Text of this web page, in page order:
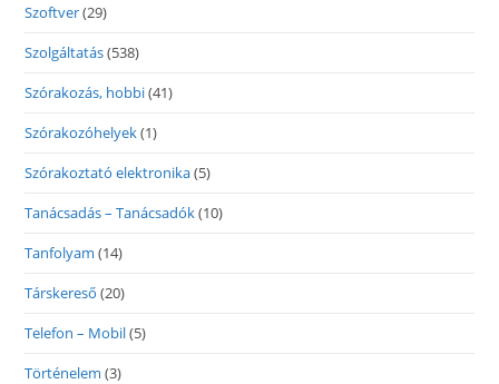
Szoftver(29)
Szolgáltatás(538)
Szórakozás, hobbi(41)
Szórakozóhelyek(1)
Szórakoztató elektronika(5)
Tanácsadás – Tanácsadók(10)
Tanfolyam (14)
Társkereső (20)
Telefon – Mobil(5)
Történelem (3)